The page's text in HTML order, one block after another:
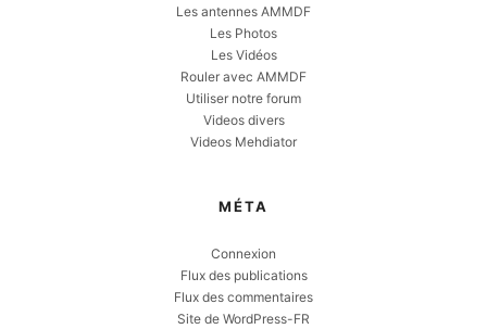
Les antennes AMMDF
Les Photos
Les Vidéos
Rouler avec AMMDF
Utiliser notre forum
Videos divers
Videos Mehdiator
MÉTA
Connexion
Flux des publications
Flux des commentaires
Site de WordPress-FR